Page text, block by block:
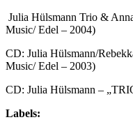
Julia Hülsmann Trio &
Music/ Edel – 2004)
CD: Julia Hülsmann/
Music/ Edel – 2003)
CD: Julia Hülsmann –
Labels: